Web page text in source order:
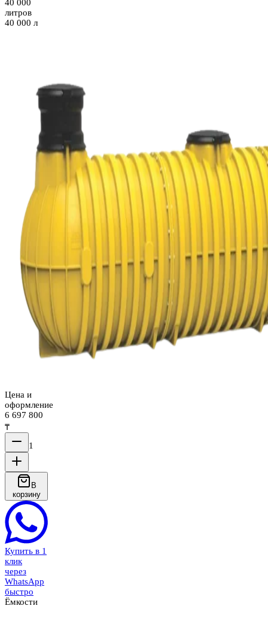
40 000
литров
40 000 л
Цена и
оформление
6 697 800
₸
1
В
корзину
Купить в 1
клик
через
WhatsApp
быстро
Ёмкости